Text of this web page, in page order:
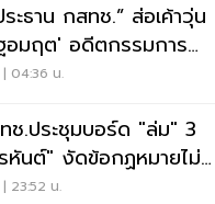
ะธาน กสทช.” ส่อเค้าวุ่น
มฤต' อดีตกรรมการ
วินิจฉัย
04:36 น.
.ประชุมบอร์ด "ล่ม" 3
นต์" งัดข้อกฏหมายไม่มี
ร
23:52 น.